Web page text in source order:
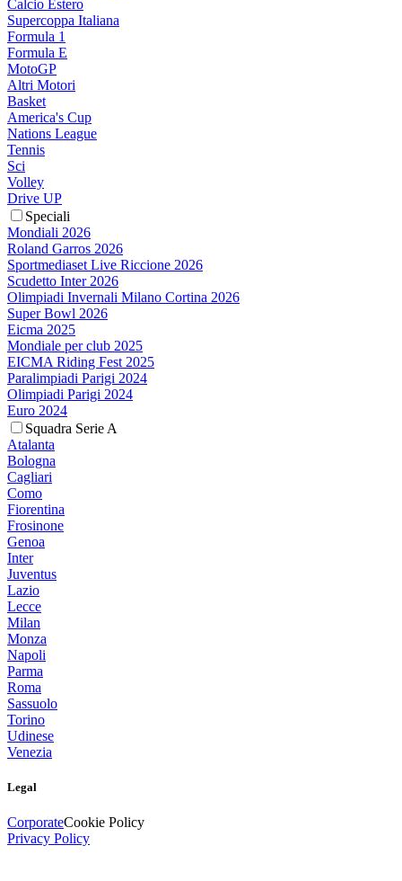
Calcio Estero
Supercoppa Italiana
Formula 1
Formula E
MotoGP
Altri Motori
Basket
America's Cup
Nations League
Tennis
Sci
Volley
Drive UP
Speciali
Mondiali 2026
Roland Garros 2026
Sportmediaset Live Riccione 2026
Scudetto Inter 2026
Olimpiadi Invernali Milano Cortina 2026
Super Bowl 2026
Eicma 2025
Mondiale per club 2025
EICMA Riding Fest 2025
Paralimpiadi Parigi 2024
Olimpiadi Parigi 2024
Euro 2024
Squadra Serie A
Atalanta
Bologna
Cagliari
Como
Fiorentina
Frosinone
Genoa
Inter
Juventus
Lazio
Lecce
Milan
Monza
Napoli
Parma
Roma
Sassuolo
Torino
Udinese
Venezia
Legal
CorporateCookie Policy
Privacy Policy